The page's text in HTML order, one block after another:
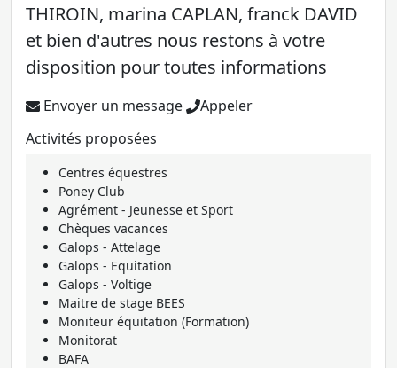
THIROIN, marina CAPLAN, franck DAVID
et bien d'autres nous restons à votre
disposition pour toutes informations
Envoyer un message
Appeler
Activités proposées
Centres équestres
Poney Club
Agrément - Jeunesse et Sport
Chèques vacances
Galops - Attelage
Galops - Equitation
Galops - Voltige
Maitre de stage BEES
Moniteur équitation (Formation)
Monitorat
BAFA